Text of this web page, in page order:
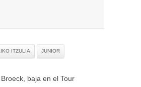
ITZULIA JUNIOR
baja en el Tour